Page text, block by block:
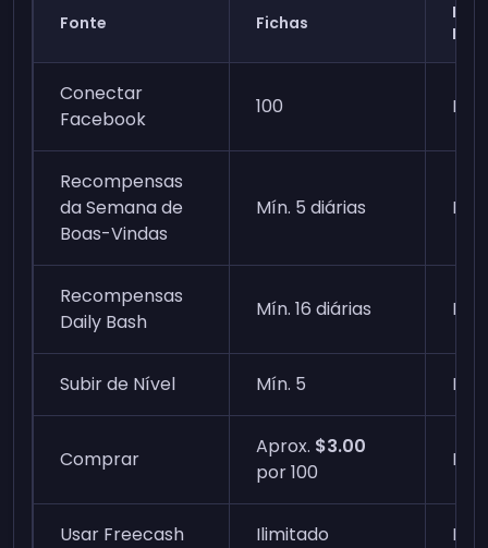
Fonte Fichas
Conectar
Facebook
100
Recompensas
da Semana de
Boas-Vindas
Mín. 5 diárias
Recompensas
Daily Bash
Mín. 16 diárias
Subir de Nível Mín. 5
Comprar
Aprox. $3.00
por 100
Usar Freecash Ilimitado